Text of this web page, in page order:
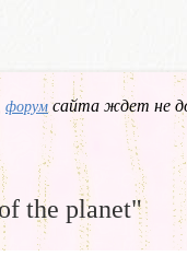
форум сайта ждет не
the planet"